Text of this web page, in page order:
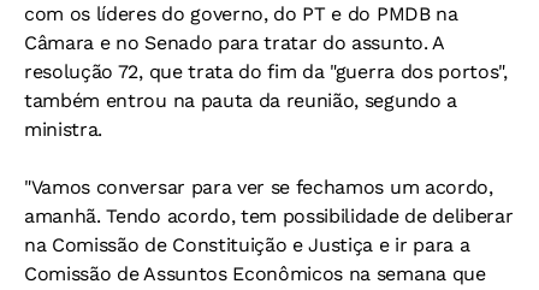
com os líderes do governo, do PT e do PMDB na
Câmara e no Senado para tratar do assunto. A
resolução 72, que trata do fim da "guerra dos portos",
também entrou na pauta da reunião, segundo a
ministra.
"Vamos conversar para ver se fechamos um acordo,
amanhã. Tendo acordo, tem possibilidade de deliberar
na Comissão de Constituição e Justiça e ir para a
Comissão de Assuntos Econômicos na semana que